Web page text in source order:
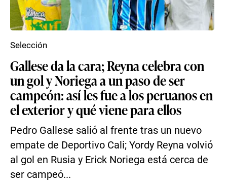
Gallese da la cara; Reyna celebra con
un gol y Noriega a un paso de ser
campeón: así les fue a los peruanos en
el exterior y qué viene para ellos
Pedro Gallese salió al frente tras un nuevo
empate de Deportivo Cali; Yordy Reyna volvió
al gol en Rusia y Erick Noriega está cerca de
ser campeó...
Selección